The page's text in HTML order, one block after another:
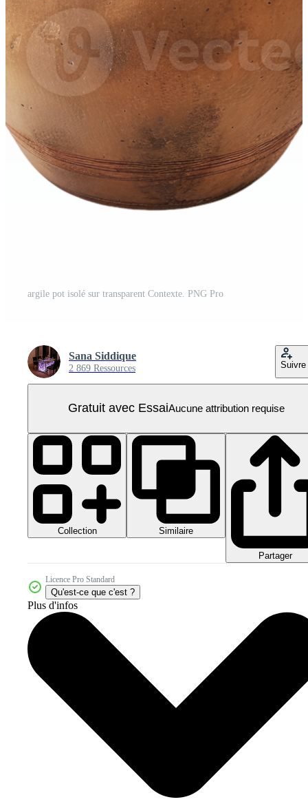
argile pot isolé sur transparent Contexte. PNG Pro
Sana Siddique
2 869 Ressources Suivre
Gratuit avec EssaiAucune attribution requise
Collection Similaire
Partager
Licence Pro Standard
Qu'est-ce que c'est ?
Plus d'infos